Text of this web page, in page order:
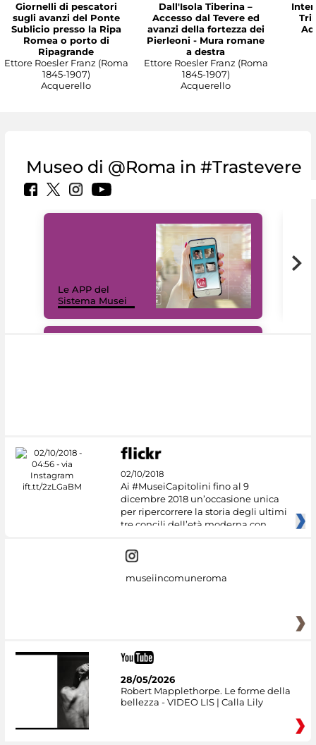
Giornelli di pescatori
sugli avanzi del Ponte
Sublicio presso la Ripa
Romea o porto di
Ripagrande
Ettore Roesler Franz (Roma
1845-1907)
Acquerello
Dall'Isola Tiberina –
Accesso dal Tevere ed
avanzi della fortezza dei
Pierleoni - Mura romane
a destra
Ettore Roesler Franz (Roma
1845-1907)
Acquerello
Museo di @Roma in #Trastevere
Le APP del
Sistema Musei
02/10/2018
Ai #MuseiCapitolini fino al 9
dicembre 2018 un’occasione unica
per ripercorrere la storia degli ultimi
tre concili dell’età moderna con
museiincomuneroma
28/05/2026
Robert Mapplethorpe. Le forme della
bellezza - VIDEO LIS | Calla Lily